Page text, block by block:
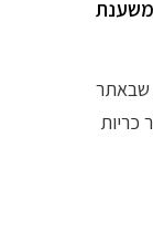
9008 וכריות משענת
שבאתר
כריות